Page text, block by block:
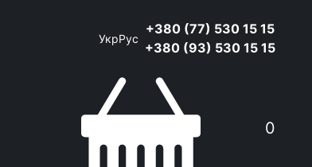
УкрРус
+380 (77) 530 15 15
+380 (93) 530 15 15
0